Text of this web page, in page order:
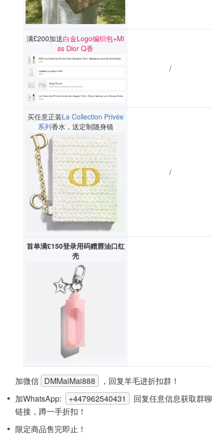
满£200加送白金Logo编织包+Mi
ss Dior Q香
/
买任意正装La Collection Privée
系列香水，送定制随身镜
/
首单满£150登录用码赠唇油口红
壳
加微信 DMMaiMai888
，回复羊毛进折扣群！
加WhatsApp:
+447962540431
回复任意信息获取群聊
链接，蹲一手折扣！
限定商品售完即止！